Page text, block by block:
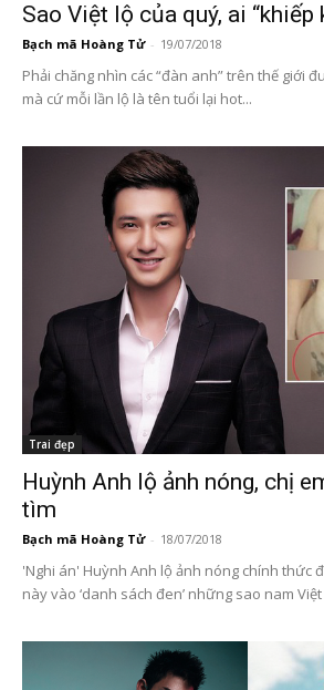
Sao Việt lộ của quý, ai “khiếp
Bạch mã Hoàng Tử - 19/07/2018
Phải chăng nhìn các “đàn anh” trên thế giới
mà cứ mỗi lần lộ là tên tuổi lại hot...
Trai đẹp
Huỳnh Anh lộ ảnh nóng, chị
tìm
Bạch mã Hoàng Tử - 18/07/2018
'Nghi án' Huỳnh Anh lộ ảnh nóng chính thức
này vào ‘danh sách đen’ những sao nam Việt